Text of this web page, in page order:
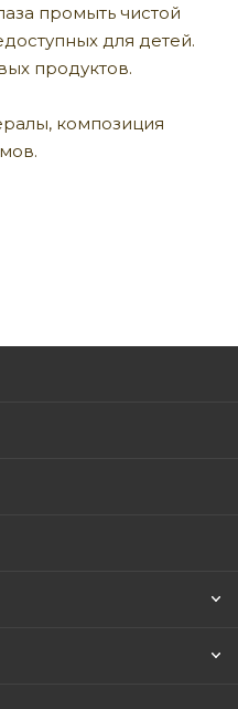
промыть чистой
для детей.
продуктов.
композиция